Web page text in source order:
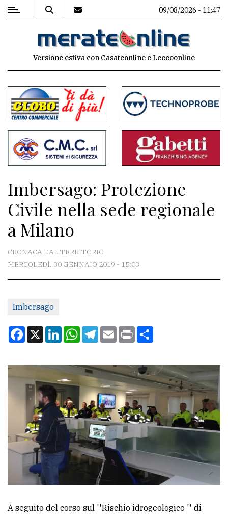
MENU
commenti
Contenuti
del
sito
Associazioni
Meteo
CONTATTI
Scrivici
Per
la
pubblicità
CERCA
Cerca
per
comune
Ricerca
09/08/2026 - 11:47
Versione estiva con Casateonline e Leccoonline
Imbersago: Protezione
Civile nella sede regionale
a Milano
CRONACA DAL TERRITORIO
MERCOLEDÌ, 30 GENNAIO 2019 - 15:03
Imbersago
Facebook
X LinkedInWhatsApp
Telegram
EmailPrint
A seguito del corso sul ''Rischio idrogeologico '' di